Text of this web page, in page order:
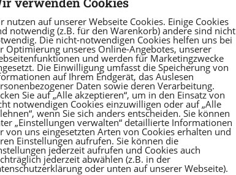
nutzen auf unserer Webseite Cookies. Einige Cookies
notwendig (z.B. für den Warenkorb) andere sind nicht
Die nicht-notwendigen Cookies helfen uns bei
Optimierung unseres Online-Angebotes, unserer
und werden für Marketingzwecke
Die Einwilligung umfasst die Speicherung von
auf Ihrem Endgerät, das Auslesen
Daten sowie deren Verarbeitung.
Sie auf „Alle akzeptieren“, um in den Einsatz von
notwendigen Cookies einzuwilligen oder auf „Alle
wenn Sie sich anders entscheiden. Sie können
„Einstellungen verwalten“ detaillierte Informationen
von uns eingesetzten Arten von Cookies erhalten und
Einstellungen aufrufen. Sie können die
jederzeit aufrufen und Cookies auch
jederzeit abwählen (z.B. in der
oder unten auf unserer Webseite).